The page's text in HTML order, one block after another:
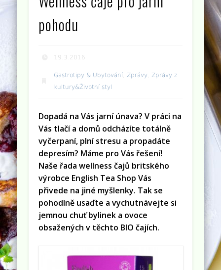
pohodu
19.3.2016
Gastrotipy & Ubytování Zprávy
Zprávy z
kultury&Životní styl
Dopadá na Vás jarní únava? V práci na
Vás tlačí a domů odcházíte totálně
vyčerpaní, plní stresu a propadáte
depresím? Máme pro Vás řešení!
Naše řada wellness čajů britského
výrobce English Tea Shop Vás
přivede na jiné myšlenky. Tak se
pohodlně usaďte a vychutnávejte si
jemnou chuť bylinek a ovoce
obsažených v těchto BIO čajích.